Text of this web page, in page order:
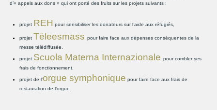
d’« appels aux dons » qui ont porté des fruits sur les projets suivants :
projet REH pour sensibiliser les donateurs sur l’aide aux réfugiés,
projet Tëleesmass pour faire face aux dépenses conséquentes de la
messe télédiffusée,
projet Scuola Materna Internazionale pour combler ses
frais de fonctionnement,
projet de l’orgue symphonique pour faire face aux frais de
restauration de l’orgue.